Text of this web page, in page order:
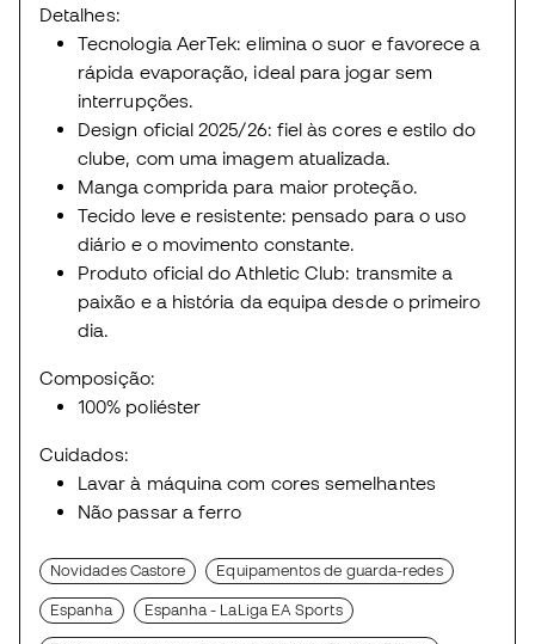
Detalhes:
Tecnologia AerTek: elimina o suor e favorece a
rápida evaporação, ideal para jogar sem
interrupções.
Design oficial 2025/26: fiel às cores e estilo do
clube, com uma imagem atualizada.
Manga comprida para maior proteção.
Tecido leve e resistente: pensado para o uso
diário e o movimento constante.
Produto oficial do Athletic Club: transmite a
paixão e a história da equipa desde o primeiro
dia.
Composição:
100% poliéster
Cuidados:
Lavar à máquina com cores semelhantes
Não passar a ferro
Novidades Castore Equipamentos de guarda-redes
Espanha Espanha - LaLiga EA Sports